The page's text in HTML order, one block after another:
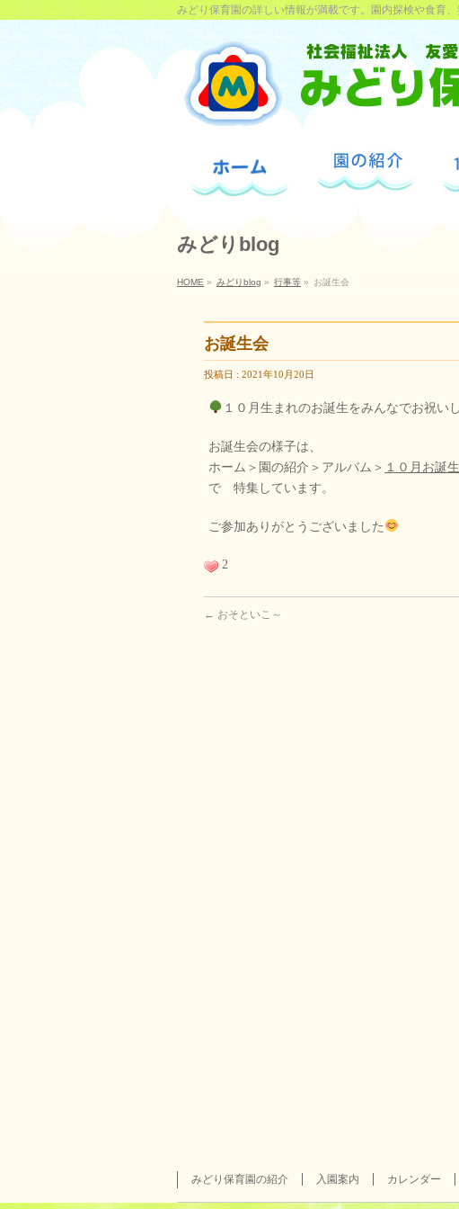
みどり保育園の詳しい情報が満載です。園内探検や食育
みどりblog
HOME » みどりblog » 行事等 » お誕生会
お誕生会
投稿日 : 2021年10月20日
１０月生まれのお誕生をみんなでお祝い
お誕生会の様子は、
ホーム＞園の紹介＞アルバム＞ １０月お誕
で 特集しています。
ご参加ありがとうございました
2
← おそといこ～
みどり保育園の紹介 入園案内 カレンダー